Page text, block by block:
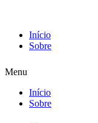
Início
Sobre
Menu
Início
Sobre